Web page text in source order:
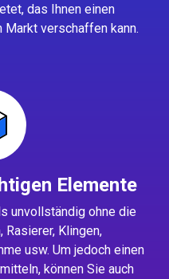
das Ihnen einen
verschaffen kann.
Elemente
unvollständig ohne die
Klingen,
usw. Um jedoch einen
können Sie auch